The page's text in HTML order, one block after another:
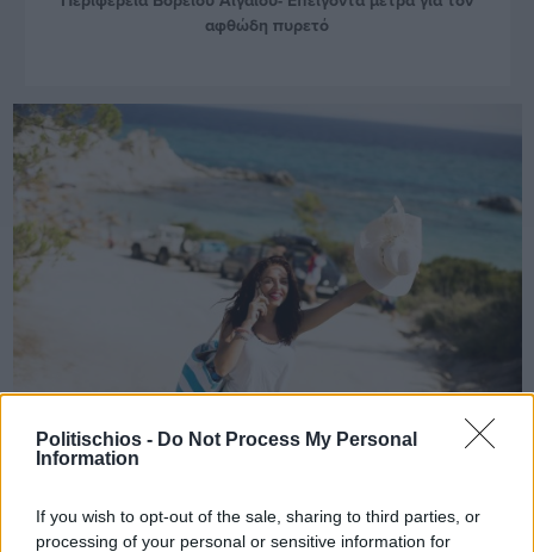
Politischios - Do Not Process My Personal
Information
If you wish to opt-out of the sale, sharing to third parties, or
processing of your personal or sensitive information for
αφθώδη πυρετό
από τις κύριες τουριστικές αγορές